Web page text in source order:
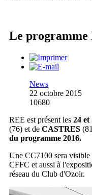
Le programme
News
22 octobre 2015
10680
REE est présent les 24 et
(76) et de CASTRES
du programme 2016.
Une CC7100 sera visible
CFFC et aussi à
réseau du Club d'Ozoir.